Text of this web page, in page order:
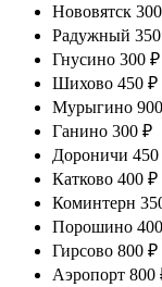
Нововятск
Радужный
Гнусино 300 ₽
Шихово 450 ₽
Мурыгино
Ганино 300 ₽
Дороничи
Катково 400 ₽
Коминтерн
Порошино
Гирсово 800 ₽
Аэропорт 800